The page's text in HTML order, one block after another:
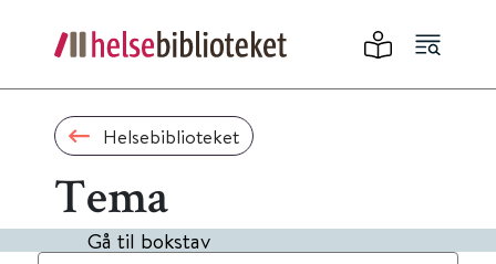
Helsebiblioteket
Tema
Gå til bokstav